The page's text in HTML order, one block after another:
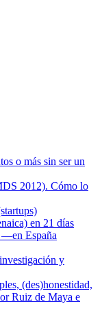
o más sin ser un
2012). Cómo lo
en 21 días
—en España
y
(des)honestidad,
Ruiz de Maya e